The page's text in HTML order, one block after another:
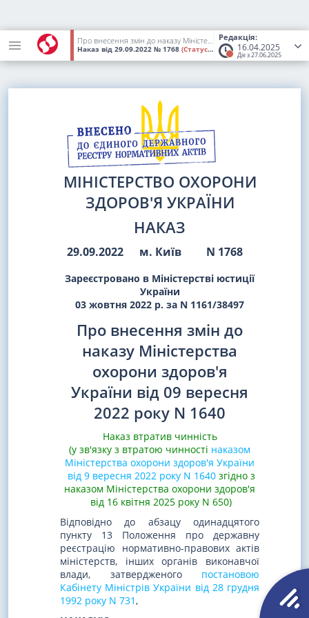
Редакція:
16.04.2025
Діє з 27.06.2025
Про внесення змін до наказу Міністерства охорони здоров'я України від 09 вересня 2022 року N 1640
Наказ від 29.09.2022 № 1768 (Статус: Втратив чинність)
МІНІСТЕРСТВО ОХОРОНИ
ЗДОРОВ'Я УКРАЇНИ
НАКАЗ
29.09.2022 м. Київ N 1768
Зареєстровано в Міністерстві юстиції
України
03 жовтня 2022 р. за N 1161/38497
Про внесення змін до
наказу Міністерства
охорони здоров'я
України від 09 вересня
2022 року N 1640
Наказ втратив чинність
(у зв'язку з втратою чинності наказом
Міністерства охорони здоров'я України
від 9 вересня 2022 року N 1640 згідно з
наказом Міністерства охорони здоров'я
від 16 квітня 2025 року N 650)
Відповідно до абзацу одинадцятого
пункту 13 Положення про державну
реєстрацію нормативно-правових актів
міністерств, інших органів виконавчої
влади, затвердженого постановою
Кабінету Міністрів України від 28 грудня
1992 року N 731,